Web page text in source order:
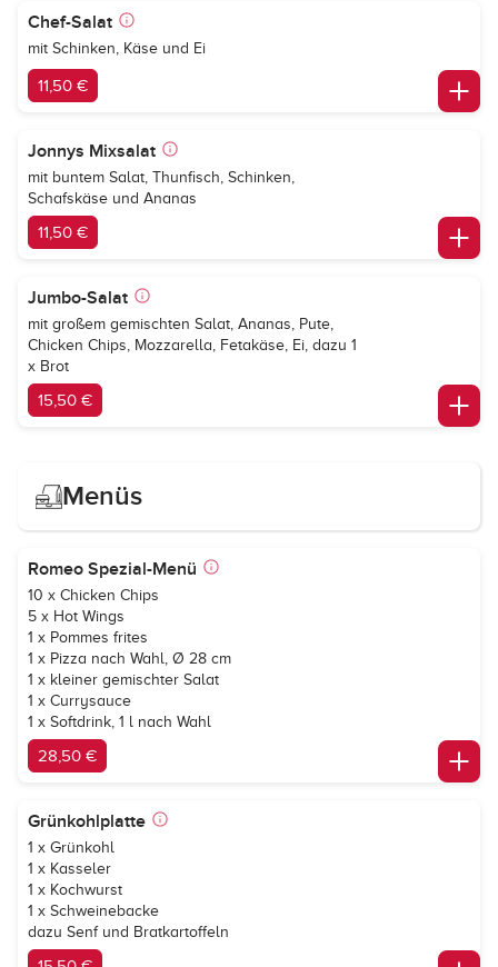
Chef-Salat
mit Schinken, Käse und Ei
11,50 €
Jonnys Mixsalat
mit buntem Salat, Thunfisch, Schinken,
Schafskäse und Ananas
11,50 €
Jumbo-Salat
mit großem gemischten Salat, Ananas, Pute,
Chicken Chips, Mozzarella, Fetakäse, Ei, dazu 1
x Brot
15,50 €
Menüs
Romeo Spezial-Menü
10 x Chicken Chips
5 x Hot Wings
1 x Pommes frites
1 x Pizza nach Wahl, Ø 28 cm
1 x kleiner gemischter Salat
1 x Currysauce
1 x Softdrink, 1 l nach Wahl
28,50 €
Grünkohlplatte
1 x Grünkohl
1 x Kasseler
1 x Kochwurst
1 x Schweinebacke
dazu Senf und Bratkartoffeln